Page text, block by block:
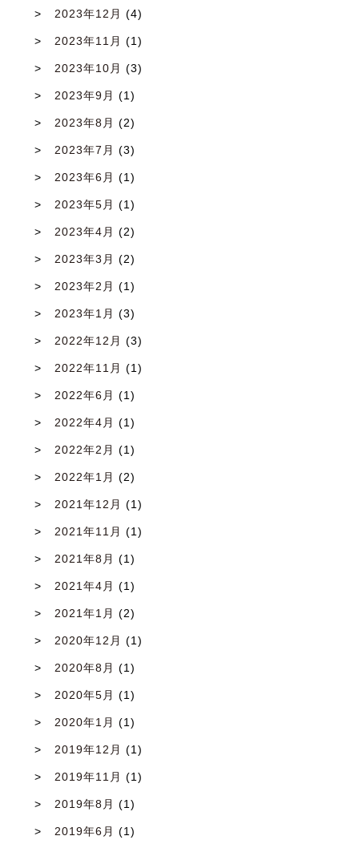
2023年12月 (4)
2023年11月 (1)
2023年10月 (3)
2023年9月 (1)
2023年8月 (2)
2023年7月 (3)
2023年6月 (1)
2023年5月 (1)
2023年4月 (2)
2023年3月 (2)
2023年2月 (1)
2023年1月 (3)
2022年12月 (3)
2022年11月 (1)
2022年6月 (1)
2022年4月 (1)
2022年2月 (1)
2022年1月 (2)
2021年12月 (1)
2021年11月 (1)
2021年8月 (1)
2021年4月 (1)
2021年1月 (2)
2020年12月 (1)
2020年8月 (1)
2020年5月 (1)
2020年1月 (1)
2019年12月 (1)
2019年11月 (1)
2019年8月 (1)
2019年6月 (1)